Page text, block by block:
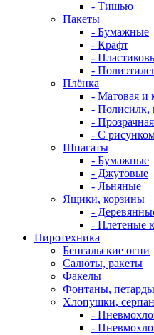
- Тишью
Пакеты
- Бумажные
- Крафт
-
-
Плёнка
- Матовая и
- Полисилк,
- Прозрачная
- С
Шпагаты
- Бумажные
- Джутовые
- Льняные
Ящики, корзины
-
- Плетеные
Пиротехника
Бенгальские огни
Салюты, ракеты
Факелы
Фонтаны,
Хлопушки,
-
-